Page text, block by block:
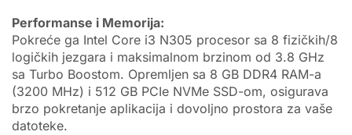
Performanse i Memorija:
Pokreće ga Intel Core i3 N305 procesor sa 8 fizičkih/8
logičkih jezgara i maksimalnom brzinom od 3.8 GHz
sa Turbo Boostom. Opremljen sa 8 GB DDR4 RAM-a
(3200 MHz) i 512 GB PCIe NVMe SSD-om, osigurava
brzo pokretanje aplikacija i dovoljno prostora za vaše
datoteke.